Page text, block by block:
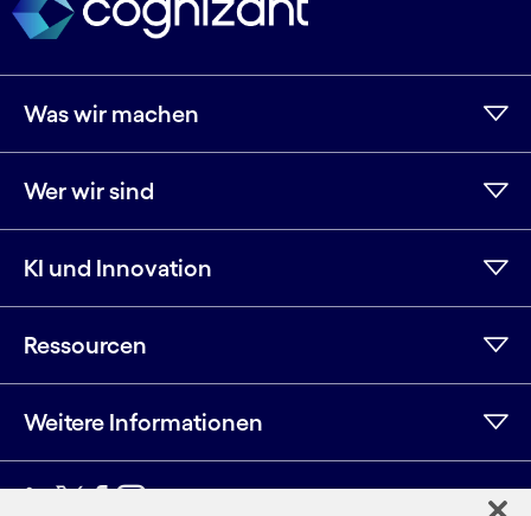
Was wir machen
Wer wir sind
KI und Innovation
Ressourcen
Weitere Informationen